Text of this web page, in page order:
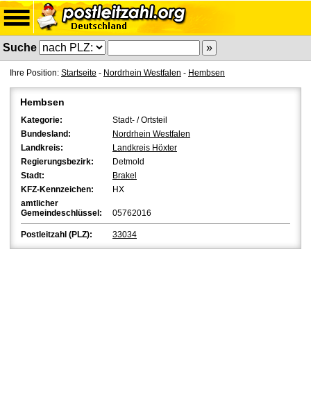
Suche
Ihre Position: Startseite - Nordrhein Westfalen - Hembsen
Hembsen
Kategorie:
Stadt- / Ortsteil
Bundesland:
Nordrhein Westfalen
Landkreis:
Landkreis Höxter
Regierungsbezirk:
Detmold
Stadt:
Brakel
KFZ-Kennzeichen:
HX
amtlicher
Gemeindeschlüssel:
05762016
Postleitzahl (PLZ): 33034